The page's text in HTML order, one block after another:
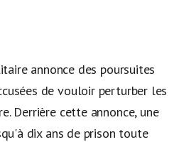
annonce des poursuites
de vouloir perturber les
Derrière cette annonce, une
dix ans de prison toute